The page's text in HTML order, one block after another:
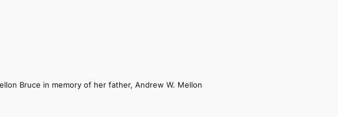
Bruce in memory of her father, Andrew W. Mellon